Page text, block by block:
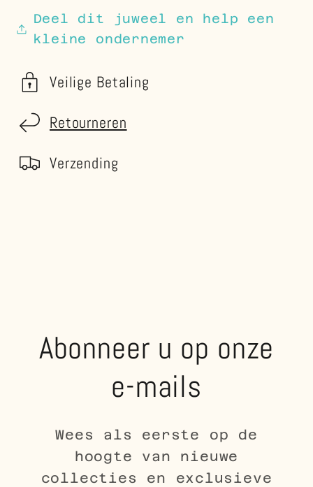
Deel dit juweel en help een
kleine ondernemer
Veilige Betaling
Retourneren
Verzending
Abonneer u op onze
e-mails
Wees als eerste op de
hoogte van nieuwe
collecties en exclusieve